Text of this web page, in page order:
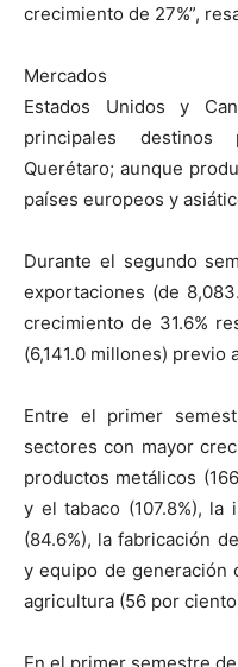
crecimiento de 27%”,
Mercados
Estados Unidos y
principales
Querétaro; aunque
países europeos y
Durante el segundo
exportaciones (de
crecimiento de 31.6%
(6,141.0 millones) previo
Entre el primer
sectores con mayor
productos metálicos
y el tabaco (107.8%),
(84.6%), la fabricación
y equipo de generación
agricultura (56 por
En el primer semestre